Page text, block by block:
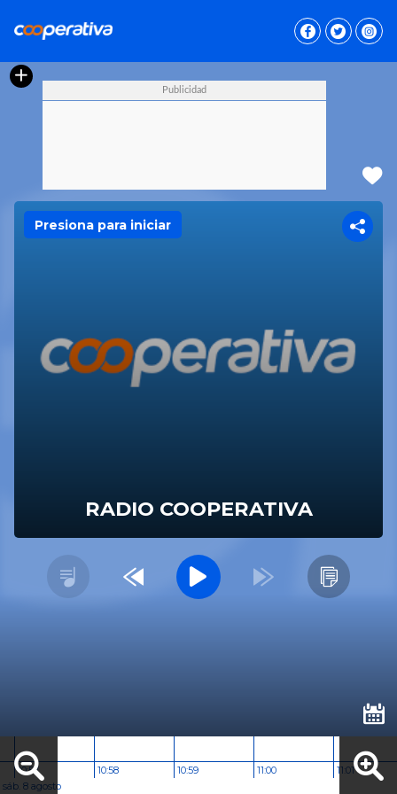
Presiona para iniciar
RADIO COOPERATIVA
10:57 10:58 10:59 11:00
11:01
sáb. 8 agosto